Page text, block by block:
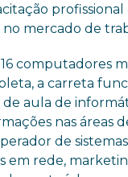
profissional
mercado de
computadores
a carreta
de aula de
nas áreas
de sistemas
em rede,